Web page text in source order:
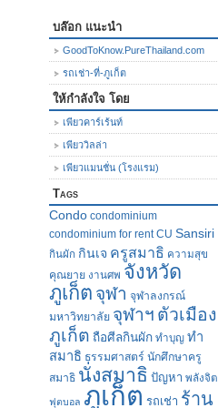
บล๊อก แนะนำ
GoodToKnow.PureThailand.com
รถเช่า-ที่-ภูเก็ต
ให้กำลังใจ โดย
เพียวคาร์เร้นท์
เพียววิลล่า
เพียวแมนชั่น (โรงแรม)
Tags
Condo condominium
condominium for rent CU Sansiri
กินผัก กินเจ ครูสมาธิ ความสุข
คุณยาย งานศพ จังหวัด
ภูเก็ต จุฬา จุฬาลงกรณ์
มหาวิทยาลัย จุฬาฯ ตัวเมือง
ภูเก็ต ถือศีลกินผัก ทำบุญ ทำ
สมาธิ ธรรมศาสตร์ นักศึกษาครู
สมาธิ นั่งสมาธิ ปัญหา พลังจิต
ฟุตบอล ภูเก็ต รถเช่า ร้าน